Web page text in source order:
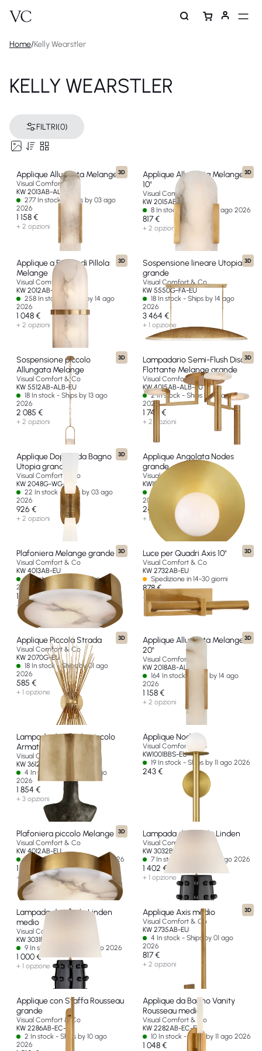
Home/Kelly Wearstler
KELLY WEARSTLER
FILTRI(0)
3D
Applique Allungata Melange
Visual Comfort & Co
KW 2013AB-ALB-EU
277 In stock - Ships by 03 ago
2026
1 158 €
+ 2 opzioni
3D
Applique Allungata Melange
10"
Visual Comfort & Co
KW 2015AB-ALB-EU
8 In stock - Ships by 14 ago 2026
817 €
+ 2 opzioni
3D
Applique a Forma di Pillola
Melange
Visual Comfort & Co
KW 2012AB-ALB-EU
258 In stock - Ships by 14 ago
2026
1 048 €
+ 2 opzioni
3D
Sospensione lineare Utopia
grande
Visual Comfort & Co
KW 5550G-FA-EU
18 In stock - Ships by 14 ago
2026
3 464 €
+ 1 opzione
3D
Sospensione piccolo
Allungata Melange
Visual Comfort & Co
KW 5512AB-ALB-EU
18 In stock - Ships by 13 ago
2026
2 085 €
+ 2 opzioni
3D
Lampadario Semi-Flush Disco
Flottante Melange grande
Visual Comfort & Co
KW 4015AB-ALB-EU
2 In stock - Ships by 01 ago
2026
1 744 €
+ 2 opzioni
3D
Applique Doppia da Bagno
Utopia grande
Visual Comfort & Co
KW 2048G-WG-EU
22 In stock - Ships by 03 ago
2026
926 €
+ 2 opzioni
Applique Angolata Nodes
grande
Visual Comfort & Co
KW1041BBS-EU
13 In stock - Ships by 13 ago
2026
243 €
+ 1 opzione
3D
Plafoniera Melange grande
Visual Comfort & Co
KW 4013AB-EU
18 In stock - Ships by 14 ago
2026
1 976 €
+ 2 opzioni
3D
Luce per Quadri Axis 10"
Visual Comfort & Co
KW 2732AB-EU
Spedizione in 14-30 giorni
878 €
+ 2 opzioni
3D
Applique Piccola Strada
Visual Comfort & Co
KW 2070G-EU
18 In stock - Ships by 01 ago
2026
585 €
+ 1 opzione
3D
Applique Allungata Melange
20"
Visual Comfort & Co
KW 2018AB-ALB-EU
164 In stock - Ships by 14 ago
2026
1 158 €
+ 2 opzioni
Lampada da Tavolo piccolo
Armato
Visual Comfort & Co
KW 3612SBM-AB-EU
4 In stock - Ships by 10 ago
2026
1 854 €
+ 3 opzioni
Applique Nodes
Visual Comfort & Co
KW1001BBS-EU
19 In stock - Ships by 11 ago 2026
243 €
3D
Plafoniera piccolo Melange
Visual Comfort & Co
KW 4012AB-EU
6 In stock - Ships by 10 ago 2026
1 634 €
+ 2 opzioni
Lampada da Tavolo Linden
Visual Comfort & Co
KW 3032BLK-L-EU
7 In stock - Ships by 13 ago 2026
1 402 €
+ 1 opzione
Lampada da tavolo Linden
medio
Visual Comfort & Co
KW 3031BLK-L-EU
9 In stock - Ships by 11 ago 2026
1 000 €
+ 1 opzione
3D
Applique Axis medio
Visual Comfort & Co
KW 2735AB-EU
4 In stock - Ships by 01 ago
2026
817 €
+ 2 opzioni
Applique con Staffa Rousseau
grande
Visual Comfort & Co
KW 2286AB-EC-EU
2 In stock - Ships by 10 ago
2026
Applique da Bagno Vanity
Rousseau medio
Visual Comfort & Co
KW 2282AB-EC-EU
10 In stock - Ships by 11 ago 2026
1 048 €